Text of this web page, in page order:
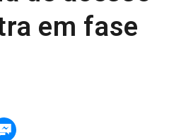
em fase